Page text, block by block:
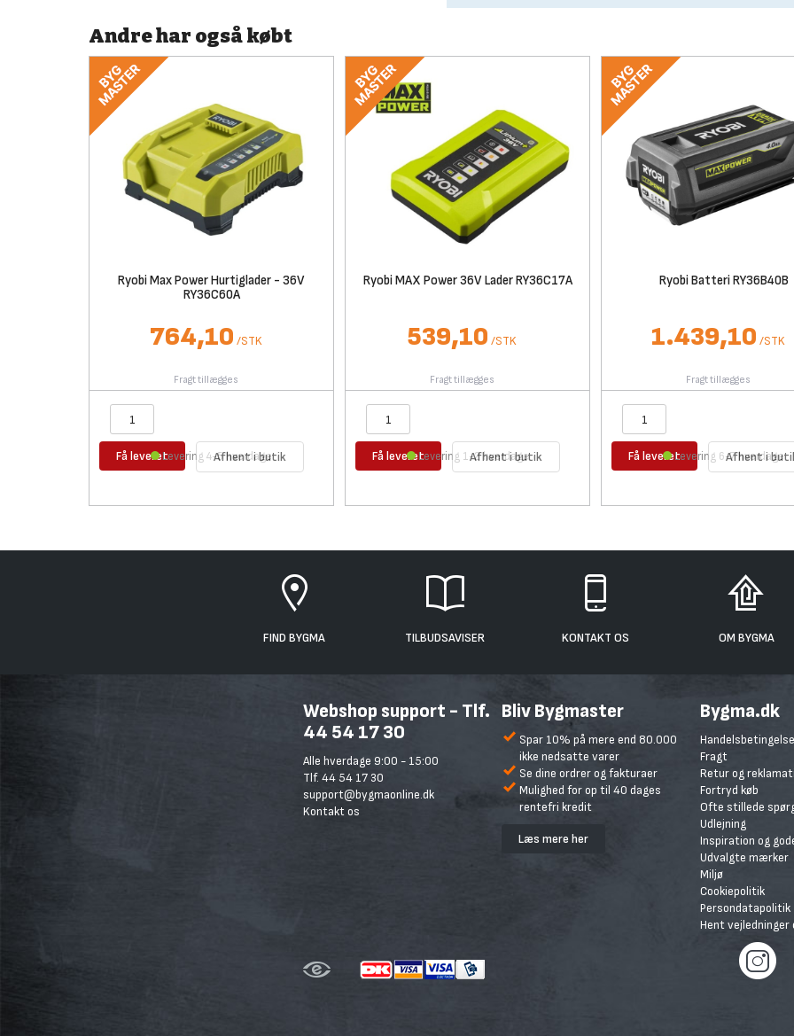
Andre har også købt
Ryobi Max Power Hurtiglader - 36V
RY36C60A
764,10 /STK
Fragt tillægges
Få leveret Afhent i butik
Levering 4-5 hverdage
Ryobi MAX Power 36V Lader RY36C17A
539,10 /STK
Fragt tillægges
Få leveret Afhent i butik
Levering 1-2 hverdage
Ryobi Batteri RY36B40B
1.439,10 /STK
Fragt tillægges
Få leveret Afhent i
Levering 6-7 hverdage
FIND BYGMA TILBUDSAVISER KONTAKT OS OM BYGMA
Webshop support - Tlf.
44 54 17 30
Alle hverdage 9:00 - 15:00
Tlf. 44 54 17 30
support@bygmaonline.dk
Kontakt os
Bliv Bygmaster
Spar 10% på mere end 80.000
ikke nedsatte varer
Se dine ordrer og fakturaer
Mulighed for op til 40 dages
rentefri kredit
Læs mere her
Bygma.dk
Fragt
Retur og
Fortryd køb
Ofte stillede
Udlejning
Inspiration og
Udvalgte mærker
Miljø
Cookiepolitik
Persondatapolitik
Hent vejledninger